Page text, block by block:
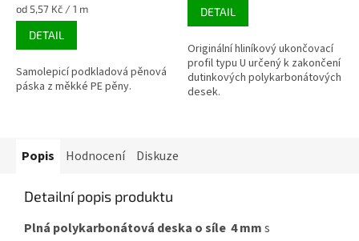
Měrná
cena:
od 5,57 Kč / 1 m
DETAIL
Samolepicí podkladová pěnová
páska z měkké PE pěny.
DETAIL
Originální hliníkový ukončovací
profil typu U určený k zakončení
dutinkových polykarbonátových
desek.
Popis Hodnocení Diskuze
Detailní popis produktu
Plná polykarbonátová deska o síle 4 mms